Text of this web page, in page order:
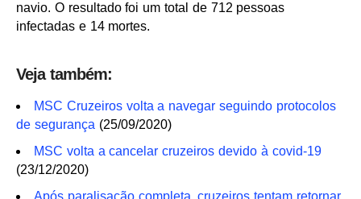
navio. O resultado foi um total de 712 pessoas
infectadas e 14 mortes.
Veja também:
MSC Cruzeiros volta a navegar seguindo protocolos
de segurança (25/09/2020)
MSC volta a cancelar cruzeiros devido à covid-19
(23/12/2020)